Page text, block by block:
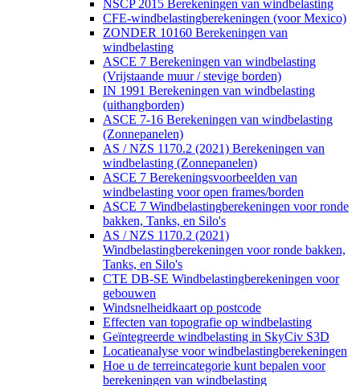
NSCP 2015 Berekeningen van windbelasting
CFE-windbelastingberekeningen (voor Mexico)
ZONDER 10160 Berekeningen van
windbelasting
ASCE 7 Berekeningen van windbelasting
(Vrijstaande muur / stevige borden)
IN 1991 Berekeningen van windbelasting
(uithangborden)
ASCE 7-16 Berekeningen van windbelasting
(Zonnepanelen)
AS / NZS 1170.2 (2021) Berekeningen van
windbelasting (Zonnepanelen)
ASCE 7 Berekeningsvoorbeelden van
windbelasting voor open frames/borden
ASCE 7 Windbelastingberekeningen voor ronde
bakken, Tanks, en Silo's
AS / NZS 1170.2 (2021)
Windbelastingberekeningen voor ronde bakken,
Tanks, en Silo's
CTE DB-SE Windbelastingberekeningen voor
gebouwen
Windsnelheidkaart op postcode
Effecten van topografie op windbelasting
Geïntegreerde windbelasting in SkyCiv S3D
Locatieanalyse voor windbelastingberekeningen
Hoe u de terreincategorie kunt bepalen voor
berekeningen van windbelasting